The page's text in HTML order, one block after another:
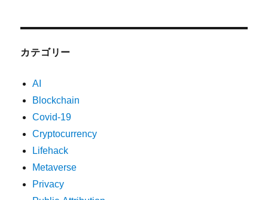
カテゴリー
AI
Blockchain
Covid-19
Cryptocurrency
Lifehack
Metaverse
Privacy